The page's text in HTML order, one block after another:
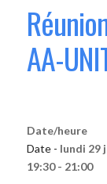
AA-
Date/heure
Date - lundi 29
19:30 - 21:00